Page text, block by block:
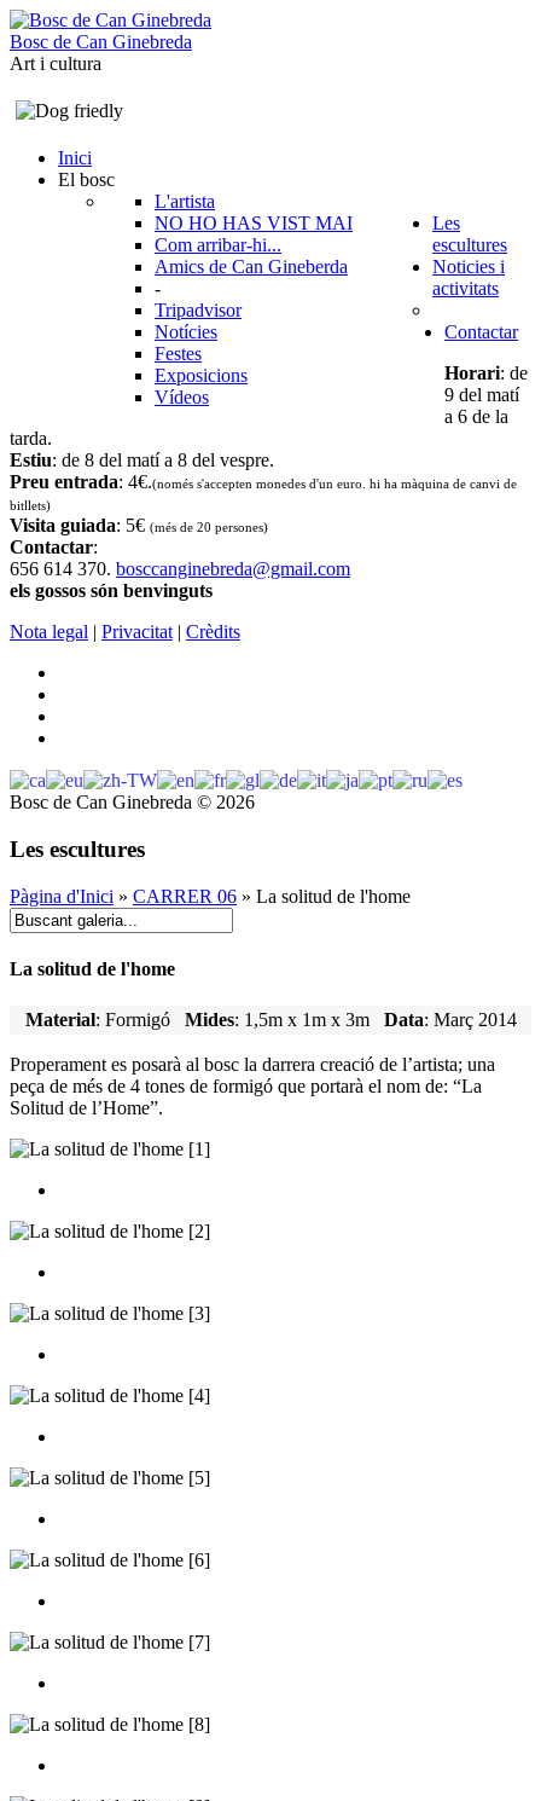
Bosc de Can Ginebreda
Art i cultura
Inici
El bosc
L'artista
NO HO HAS VIST MAI
Com arribar-hi...
Amics de Can Gineberda
-
Tripadvisor
Les
escultures
Noticies i
activitats
Notícies
Festes
Exposicions
Vídeos
Contactar
Horari: de
9 del matí
a 6 de la
tarda.
Estiu: de 8 del matí a 8 del vespre.
Preu entrada: 4€.(només s'accepten monedes d'un euro. hi ha màquina de canvi de
bitllets)
Visita guiada: 5€ (més de 20 persones)
Contactar:
656 614 370. bosccanginebreda@gmail.com
els gossos són benvinguts
Nota legal | Privacitat | Crèdits
Bosc de Can Ginebreda © 2026
Les escultures
Pàgina d'Inici » CARRER 06 » La solitud de l'home
La solitud de l'home
Material: Formigó Mides: 1,5m x 1m x 3m Data: Març 2014
Properament es posarà al bosc la darrera creació de l’artista; una
peça de més de 4 tones de formigó que portarà el nom de: “La
Solitud de l’Home”.